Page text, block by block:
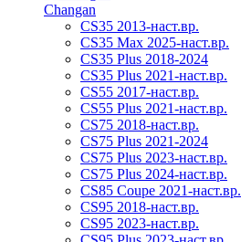
Changan
CS35 2013-наст.вр.
CS35 Max 2025-наст.вр.
CS35 Plus 2018-2024
CS35 Plus 2021-наст.вр.
CS55 2017-наст.вр.
CS55 Plus 2021-наст.вр.
CS75 2018-наст.вр.
CS75 Plus 2021-2024
CS75 Plus 2023-наст.вр.
CS75 Plus 2024-наст.вр.
CS85 Coupe 2021-наст.вр.
CS95 2018-наст.вр.
CS95 2023-наст.вр.